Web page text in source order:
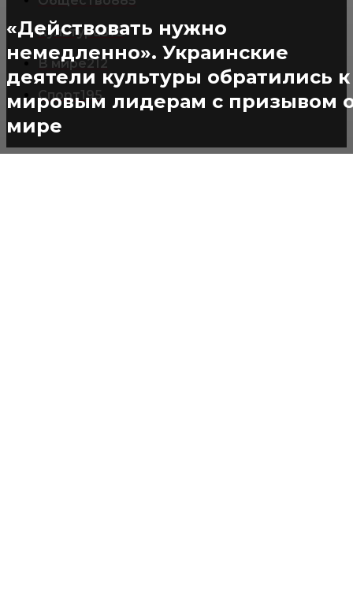
«Действовать нужно
немедленно». Украинские
деятели культуры обратились к
мировым лидерам с призывом
мире
Культура575
В мире212
Спорт195